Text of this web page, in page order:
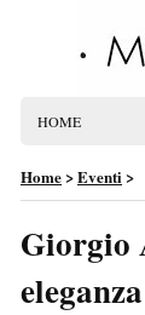
HOME
Home>Eventi>
Giorgio